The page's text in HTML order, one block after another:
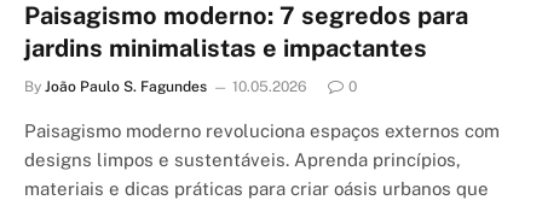
Paisagismo moderno: 7 segredos para
jardins minimalistas e impactantes
By João Paulo S. Fagundes 10.05.2026 0
Paisagismo moderno revoluciona espaços externos com
designs limpos e sustentáveis. Aprenda princípios,
materiais e dicas práticas para criar oásis urbanos que